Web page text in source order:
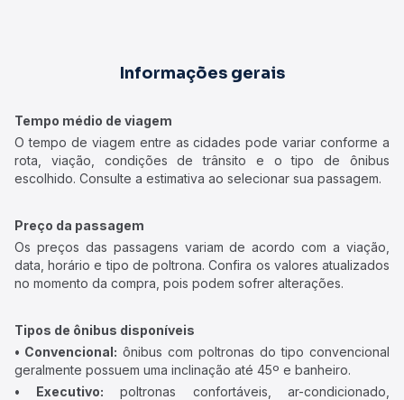
Informações gerais
Tempo médio de viagem
O tempo de viagem entre as cidades pode variar conforme a
rota, viação, condições de trânsito e o tipo de ônibus
escolhido. Consulte a estimativa ao selecionar sua passagem.
Preço da passagem
Os preços das passagens variam de acordo com a viação,
data, horário e tipo de poltrona. Confira os valores atualizados
no momento da compra, pois podem sofrer alterações.
Tipos de ônibus disponíveis
• Convencional: ônibus com poltronas do tipo convencional
geralmente possuem uma inclinação até 45º e banheiro.
• Executivo: poltronas confortáveis, ar-condicionado,